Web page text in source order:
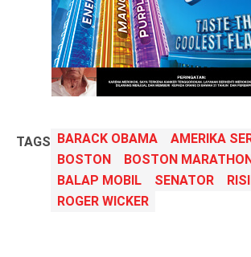
TAGS BARACK OBAMA AMERIKA
BOSTON
BOSTON
BALAP MOBIL
SENATOR
ROGER WICKER